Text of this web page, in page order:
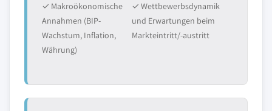
✓ Makroökonomische
Annahmen (BIP-
Wachstum, Inflation,
Währung)
✓ Wettbewerbsdynamik
und Erwartungen beim
Markteintritt/-austritt